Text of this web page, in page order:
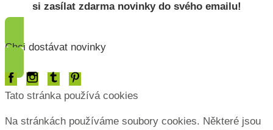
si zasílat zdarma novinky do svého emailu!
Chci dostávat novinky
Tato stránka používá cookies
Na stránkách používáme soubory cookies. Některé jsou